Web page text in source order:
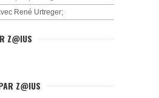
René Urtreger;
Z@IUS
Z@IUS